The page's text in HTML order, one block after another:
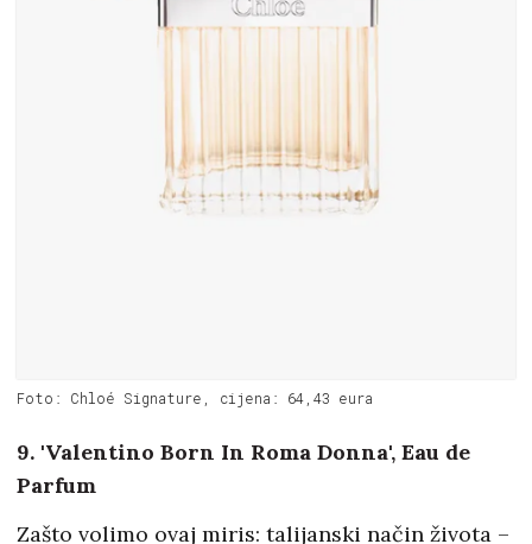
Foto: Chloé Signature, cijena: 64,43 eura
9. 'Valentino Born In Roma Donna', Eau de
Parfum
Zašto volimo ovaj miris: talijanski način života –